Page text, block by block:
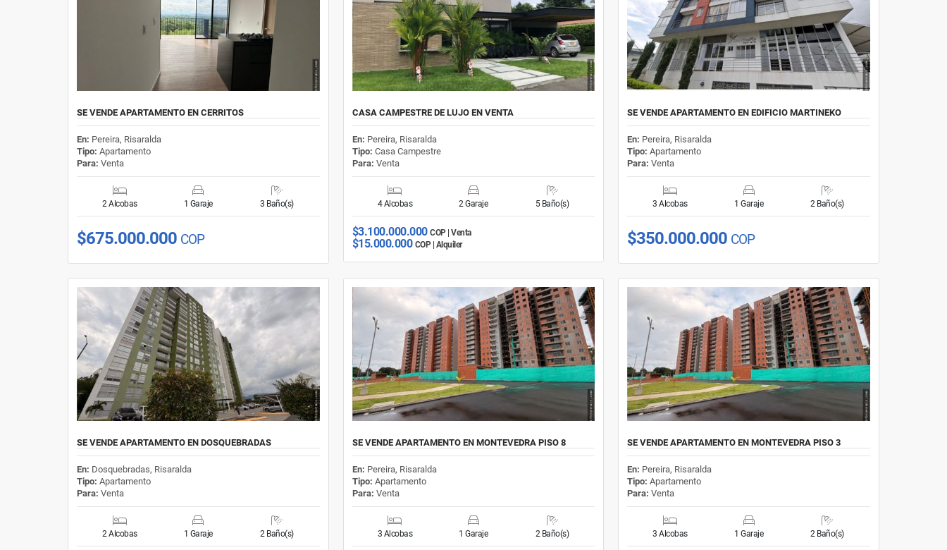
SE VENDE APARTAMENTO EN CERRITOS
En: Pereira, Risaralda
Tipo: Apartamento
Para: Venta
2 Alcobas 1 Garaje 3 Baño(s)
$675.000.000 COP
CASA CAMPESTRE DE LUJO EN VENTA
En: Pereira, Risaralda
Tipo: Casa Campestre
Para: Venta
4 Alcobas 2 Garaje 5 Baño(s)
$3.100.000.000COP | Venta
$15.000.000 COP | Alquiler
SE VENDE APARTAMENTO EN EDIFICIO MARTINEKO
En: Pereira, Risaralda
Tipo: Apartamento
Para: Venta
3 Alcobas 1 Garaje 2 Baño(s)
$350.000.000 COP
SE VENDE APARTAMENTO EN DOSQUEBRADAS
En: Dosquebradas, Risaralda
Tipo: Apartamento
Para: Venta
2 Alcobas 1 Garaje 2 Baño(s)
SE VENDE APARTAMENTO EN MONTEVEDRA PISO 8
En: Pereira, Risaralda
Tipo: Apartamento
Para: Venta
3 Alcobas 1 Garaje 2 Baño(s)
SE VENDE APARTAMENTO EN MONTEVEDRA PISO 3
En: Pereira, Risaralda
Tipo: Apartamento
Para: Venta
3 Alcobas 1 Garaje 2 Baño(s)